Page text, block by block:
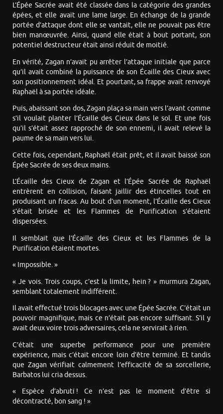
L’Épée Sacrée avait été classée dans la catégorie des grandes
épées, et elle avait une lame large. En échange de la grande
portée d’attaque dont elle se vantait, elle ne pouvait pas être
bien manœuvrée. Ainsi, quand elle était à bout portant, son
potentiel destructeur était ainsi réduit de moitié.
En vérité, Zagan n’avait pu arrêter l’attaque initiale que parce
qu’il avait combiné la puissance de son Écaille des Cieux avec
son positionnement idéal. Et pourtant, sa frappe avait renvoyé
Raphaël à sa portée idéale.
Puis, abaissant son dos, Zagan plaça sa main vers l’avant comme
s’il voulait planter l’Écaille des Cieux dans le sol. Et une fois
qu’il s’était assez rapproché de son ennemi, il avait relevé la
paume de sa main vers lui.
Cette fois, cependant, Raphaël était prêt, et il avait baissé son
Épée Sacrée de ses deux mains.
L’Écaille des Cieux de Zagan et l’Épée Sacrée de Raphaël
entrèrent en collision, faisant jaillir des étincelles tout en
produisant un fracas. Au bout d’un moment, l’Écaille des Cieux
s’était brisée et les Flammes de Purification s’étaient
dispersées.
Il semblait que l’Écaille des Cieux et les Flammes de la
Purification étaient mortes.
« Impossible. »
« Je vois. Trois coups, c’est la limite, hein ? » murmura Zagan,
semblant totalement indifférent.
Il avait effectué trois blocages avec une Épée Sacrée. C’était un
pouvoir magnifique, mais ce n’était pas encore suffisant. S’il y
avait deux voire trois adversaires, cela ne servirait à rien.
C’était une superbe performance pour une première
expérience, mais c’était encore loin d’être terminé. Et tandis
que Zagan vérifiait calmement l’efficacité de sa sorcellerie,
Barbatos lui cria dessus.
« Espèce d’abruti ! Ce n’est pas le moment d’être si
décontracté, bon sang ! »